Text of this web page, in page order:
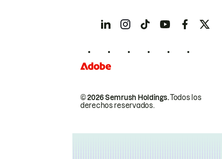
© 2026 Semrush Holdings.Todos los
derechos reservados.